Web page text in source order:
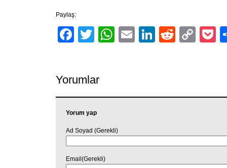
Paylaş:
Facebook
TwitterWhatsApp
EmailLinkedIn
Reddit
Yorumlar
Yorum yap
Ad Soyad (Gerekli)
Email(Gerekli)